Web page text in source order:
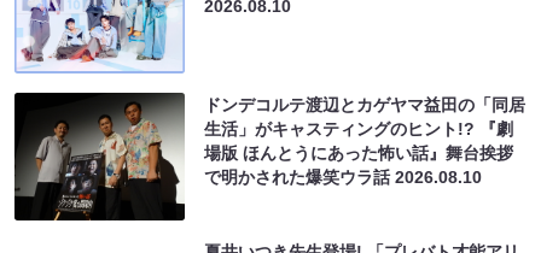
2026.08.10
ドンデコルテ渡辺とカゲヤマ益田の「同居
生活」がキャスティングのヒント!? 『劇
場版 ほんとうにあった怖い話』舞台挨拶
で明かされた爆笑ウラ話2026.08.10